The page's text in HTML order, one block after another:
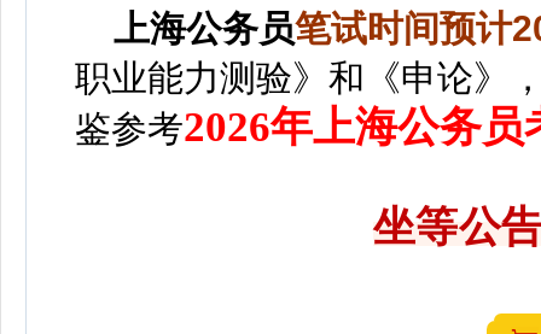
上海公务员笔试时间预计
职业能力测验》和《申论》
鉴参考2026年上海公务员
坐等公